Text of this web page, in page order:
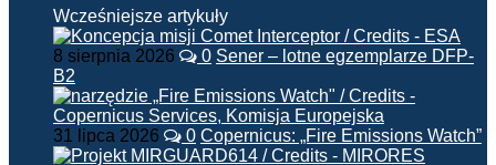
Wcześniejsze artykuły
8 sierpnia 2026 0 Sener – lotne egzemplarze DFP-
B2
31 lipca 2026 0 Copernicus: „Fire Emissions Watch”